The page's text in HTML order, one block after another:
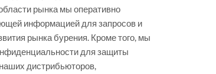
рынка мы оперативно
информацией для запросов и
рынка бурения. Кроме того, мы
для защиты
дистрибьюторов,